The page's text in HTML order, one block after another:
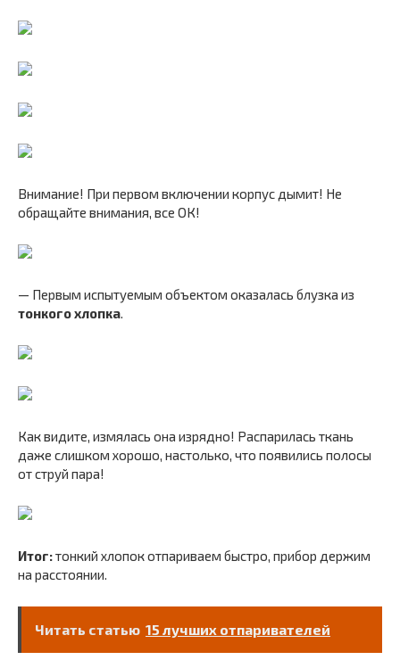
Внимание! При первом включении корпус дымит! Не
обращайте внимания, все ОК!
— Первым испытуемым объектом оказалась блузка из
тонкого хлопка.
Как видите, измялась она изрядно! Распарилась ткань
даже слишком хорошо, настолько, что появились полосы
от струй пара!
Итог:тонкий хлопок отпариваем быстро, прибор держим
на расстоянии.
Читать статью 15 лучших отпаривателей